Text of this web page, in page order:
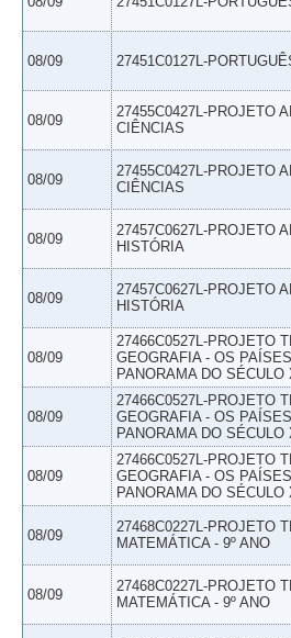
08/09 27451C0127L-
08/09
27455C0427L-PROJETO
CIÊNCIAS
08/09
27455C0427L-PROJETO
CIÊNCIAS
08/09
27457C0627L-PROJETO
HISTÓRIA
08/09
27457C0627L-PROJETO
HISTÓRIA
08/09
27466C0527L-PROJETO
GEOGRAFIA - OS
PANORAMA DO SÉCULO
08/09
27466C0527L-PROJETO
GEOGRAFIA - OS
PANORAMA DO SÉCULO
08/09
27466C0527L-PROJETO
GEOGRAFIA - OS
PANORAMA DO SÉCULO
08/09
27468C0227L-PROJETO
MATEMÁTICA - 9º ANO
08/09
27468C0227L-PROJETO
MATEMÁTICA - 9º ANO